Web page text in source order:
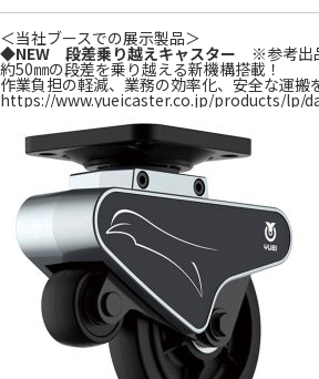
＜当社ブースでの展示製品＞
◆NEW 段差乗り越えキャスター ※参考出
約50㎜の段差を乗り越える新機構搭載！
作業負担の軽減、業務の効率化、安全な運搬
https://www.yueicaster.co.jp/products/lp/